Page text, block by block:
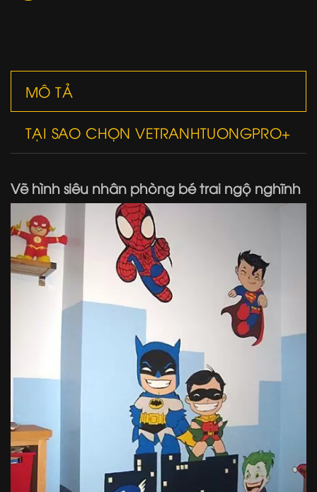
MÔ TẢ
TẠI SAO CHỌN VETRANHTUONGPRO+
Vẽ hình siêu nhân phòng bé trai ngộ nghĩnh